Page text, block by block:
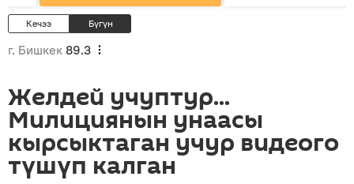
Кечээ Бүгүн
г. Бишкек 89.3
Желдей учуптур...
Милициянын унаасы
кырсыктаган учур видеого
түшүп калган